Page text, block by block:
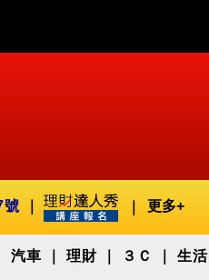
號 更多+
汽車 理財 ３Ｃ 生活